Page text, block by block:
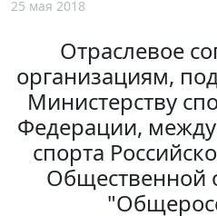
25 мая 2018
Отраслевое
организациям,
Министерству
Федерации,
спорта
Общественной